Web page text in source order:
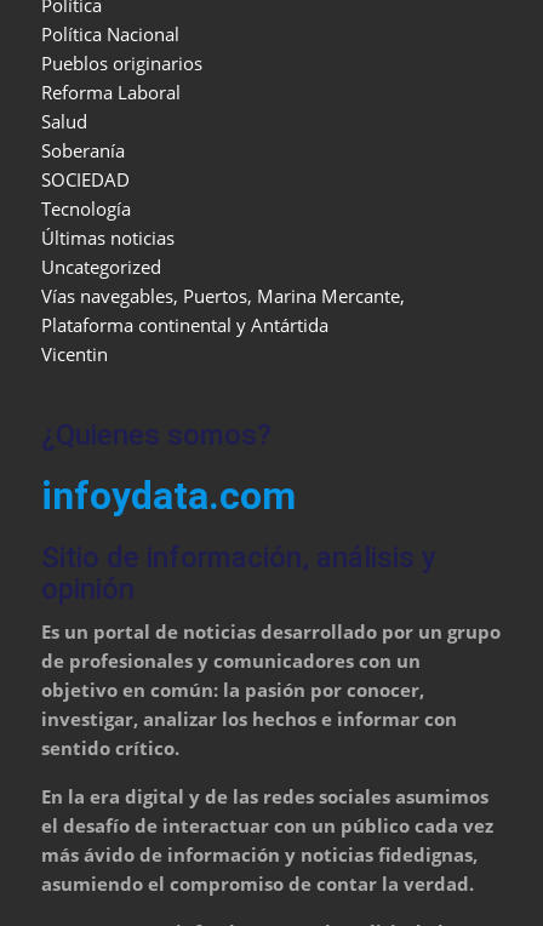
Política Nacional
Pueblos originarios
Reforma Laboral
Salud
Soberanía
SOCIEDAD
Tecnología
Últimas noticias
Uncategorized
Vías navegables, Puertos, Marina Mercante,
Plataforma continental y Antártida
Vicentin
¿Quienes somos?
infoydata.com
Sitio de información, análisis y
opinión
Es un portal de noticias desarrollado por un grupo
de profesionales y comunicadores con un
objetivo en común: la pasión por conocer,
investigar, analizar los hechos e informar con
sentido crítico.
En la era digital y de las redes sociales asumimos
el desafío de interactuar con un público cada vez
más ávido de información y noticias fidedignas,
asumiendo el compromiso de contar la verdad.